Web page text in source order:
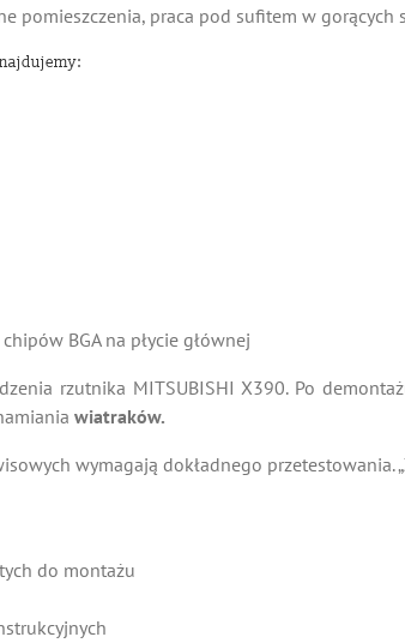
pomieszczenia, praca pod sufitem w gorących
BGA na płycie głównej
rzutnika MITSUBISHI X390. Po
wiatraków.
wymagają dokładnego przetestowania.
do montażu